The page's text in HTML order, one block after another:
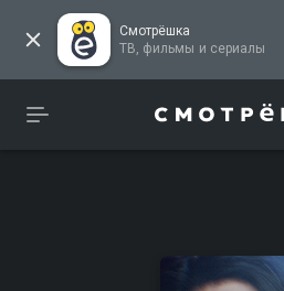
Смотрёшка
ТВ, фильмы и сериалы